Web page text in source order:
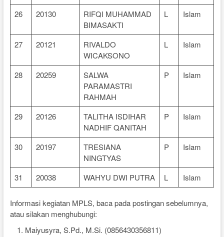
26 20130
RIFQI MUHAMMAD
BIMASAKTI
L Islam
27 20121
RIVALDO
WICAKSONO
L Islam
28 20259
SALWA
PARAMASTRI
RAHMAH
P Islam
29 20126
TALITHA ISDIHAR
NADHIF QANITAH
P Islam
30 20197
TRESIANA
NINGTYAS
P Islam
31 20038 WAHYU DWI PUTRA L Islam
Informasi kegiatan MPLS, baca pada postingan sebelumnya,
atau silakan menghubungi:
Maiyusyra, S.Pd., M.Si. (0856430356811)